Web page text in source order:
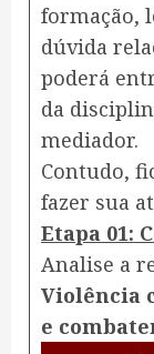
formação,
dúvida
poderá
da
mediador.
Contudo,
fazer sua
Etapa 01:
Analise a
Violência
e